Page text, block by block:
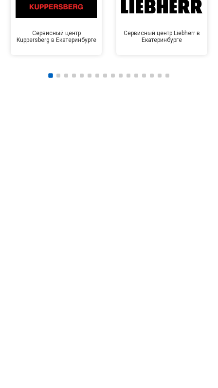
Сервисный центр
Kuppersberg в Екатеринбурге
Сервисный центр Liebherr в
Екатеринбурге